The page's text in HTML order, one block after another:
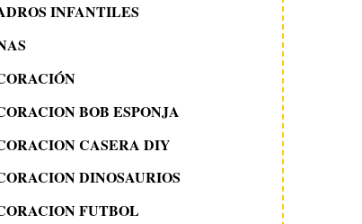
INFANTILES
BOB ESPONJA
CASERA DIY
DINOSAURIOS
FUTBOL